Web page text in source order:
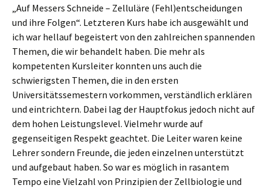
„Auf Messers Schneide – Zelluläre (Fehl)entscheidungen
und ihre Folgen“. Letzteren Kurs habe ich ausgewählt und
ich war hellauf begeistert von den zahlreichen spannenden
Themen, die wir behandelt haben. Die mehr als
kompetenten Kursleiter konnten uns auch die
schwierigsten Themen, die in den ersten
Universitätssemestern vorkommen, verständlich erklären
und eintrichtern. Dabei lag der Hauptfokus jedoch nicht auf
dem hohen Leistungslevel. Vielmehr wurde auf
gegenseitigen Respekt geachtet. Die Leiter waren keine
Lehrer sondern Freunde, die jeden einzelnen unterstützt
und aufgebaut haben. So war es möglich in rasantem
Tempo eine Vielzahl von Prinzipien der Zellbiologie und